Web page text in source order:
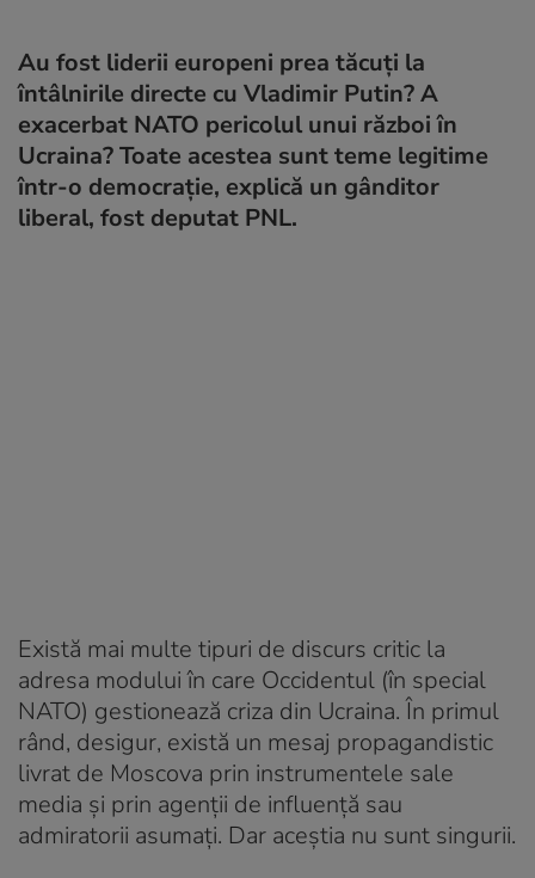
Au fost liderii europeni prea tăcuți la
întâlnirile directe cu Vladimir Putin? A
exacerbat NATO pericolul unui război în
Ucraina? Toate acestea sunt teme legitime
într-o democrație, explică un gânditor
liberal, fost deputat PNL.
Există mai multe tipuri de discurs critic la
adresa modului în care Occidentul (în special
NATO) gestionează criza din Ucraina. În primul
rând, desigur, există un mesaj propagandistic
livrat de Moscova prin instrumentele sale
media și prin agenții de influență sau
admiratorii asumați. Dar aceștia nu sunt singurii.